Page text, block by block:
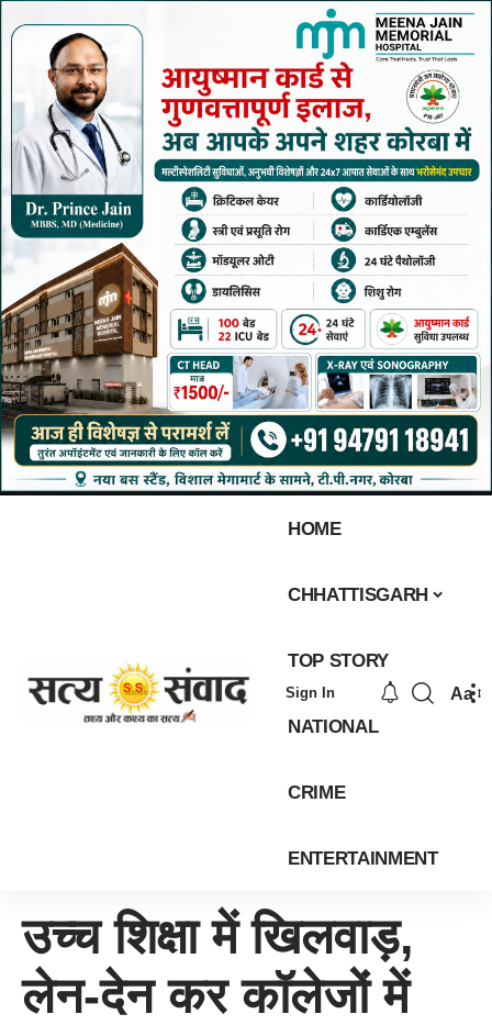
HOME
CHHATTISGARH
TOP STORY
NATIONAL
CRIME
ENTERTAINMENT
Sign In Aa
उच्च शिक्षा में खिलवाड़,
लेन-देन कर कॉलेजों में